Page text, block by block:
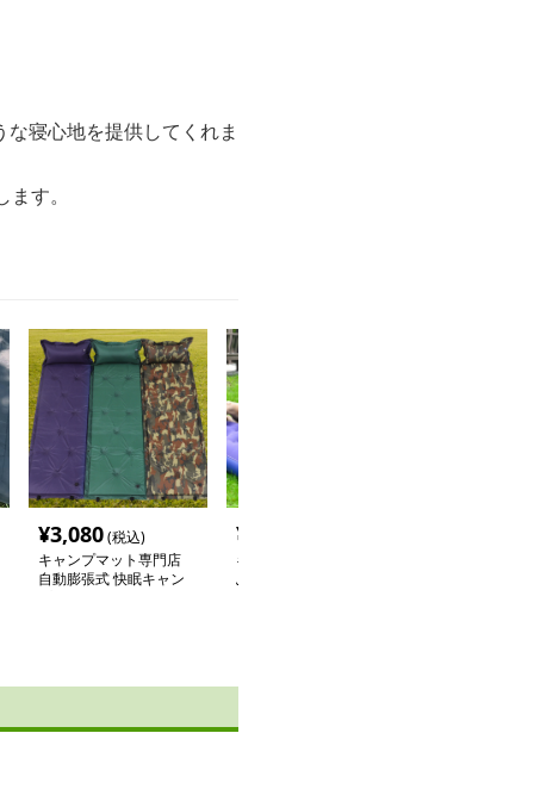
寝心地を提供してくれま
す。
¥3,080(税込)
キャンプマット専門店
自動膨張式 快眠キャン
¥
キャンプマット専門店
ふかふか快適エアマット